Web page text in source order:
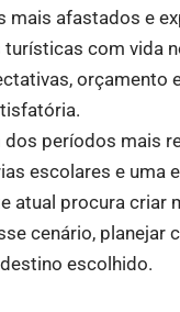
mais afastados e
com vida
orçamento
períodos mais
escolares e uma
atual procura
cenário, planejar
escolhido.